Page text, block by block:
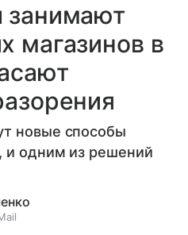
занимают
магазинов в
новые способы
и одним из решений